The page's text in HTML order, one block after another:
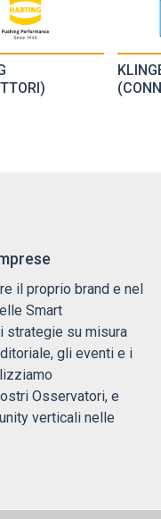
il proprio brand e nel
Smart
strategie su misura
gli eventi e i
Osservatori, e
verticali nelle